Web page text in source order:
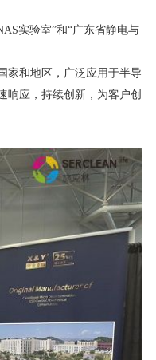
实验室”和“广东省静电与
和地区，广泛应用于半导
响应，持续创新，为客户创